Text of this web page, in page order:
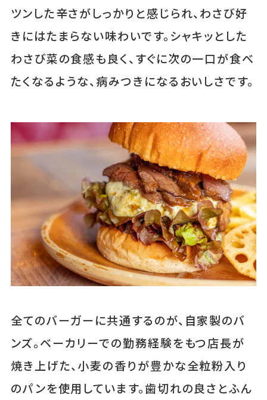
ツンした辛さがしっかりと感じられ、わさび好
きにはたまらない味わいです。シャキッとした
わさび菜の食感も良く、すぐに次の一口が食べ
たくなるような、病みつきになるおいしさです。
全てのバーガーに共通するのが、自家製のバ
ンズ。ベーカリーでの勤務経験をもつ店長が
焼き上げた、小麦の香りが豊かな全粒粉入り
のパンを使用しています。歯切れの良さとふん